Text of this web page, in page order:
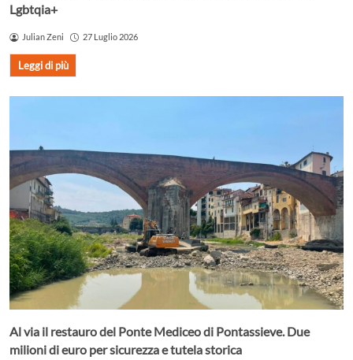
Lgbtqia+
Julian Zeni 27 Luglio 2026
Leggi di più
Al via il restauro del Ponte Mediceo di Pontassieve. Due
milioni di euro per sicurezza e tutela storica